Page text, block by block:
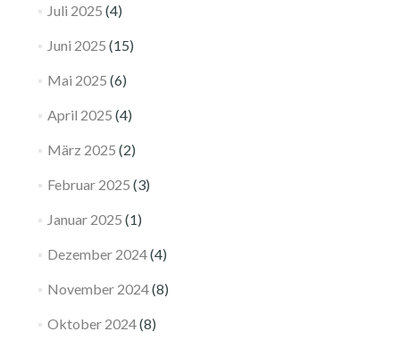
Juli 2025 (4)
Juni 2025 (15)
Mai 2025 (6)
April 2025 (4)
März 2025 (2)
Februar 2025 (3)
Januar 2025 (1)
Dezember 2024(4)
November 2024(8)
Oktober 2024(8)